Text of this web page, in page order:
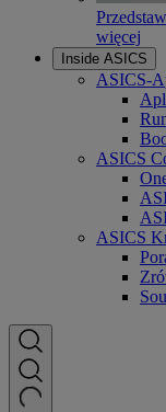
więcej
Inside ASICS
ASICS-
ASICS
ASICS